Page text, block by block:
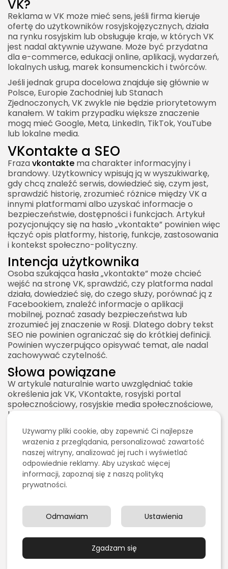
2026 Akademia Internetu Wszelkie prawa
zastrzeżone. Treści umieszczone na stronie
chronione są prawem autorskim.
VK?
Reklama w VK może mieć sens, jeśli firma kieruje
ofertę do użytkowników rosyjskojęzycznych, działa
na rynku rosyjskim lub obsługuje kraje, w których VK
jest nadal aktywnie używane. Może być przydatna
dla e-commerce, edukacji online, aplikacji, wydarzeń,
lokalnych usług, marek konsumenckich i twórców.
Jeśli jednak grupa docelowa znajduje się głównie w
Polsce, Europie Zachodniej lub Stanach
Zjednoczonych, VK zwykle nie będzie priorytetowym
kanałem. W takim przypadku większe znaczenie
mogą mieć Google, Meta, LinkedIn, TikTok, YouTube
lub lokalne media.
VKontakte a SEO
Frazavkontakte ma charakter informacyjny i
brandowy. Użytkownicy wpisują ją w wyszukiwarkę,
gdy chcą znaleźć serwis, dowiedzieć się, czym jest,
sprawdzić historię, zrozumieć różnice między VK a
innymi platformami albo uzyskać informacje o
bezpieczeństwie, dostępności i funkcjach. Artykuł
pozycjonujący się na hasło „vkontakte” powinien więc
łączyć opis platformy, historię, funkcje, zastosowania
i kontekst społeczno-polityczny.
Intencja użytkownika
Osoba szukająca hasła „vkontakte” może chcieć
wejść na stronę VK, sprawdzić, czy platforma nadal
działa, dowiedzieć się, do czego służy, porównać ją z
Facebookiem, znaleźć informacje o aplikacji
mobilnej, poznać zasady bezpieczeństwa lub
zrozumieć jej znaczenie w Rosji. Dlatego dobry tekst
SEO nie powinien ograniczać się do krótkiej definicji.
Powinien wyczerpująco opisywać temat, ale nadal
zachowywać czytelność.
Słowa powiązane
W artykule naturalnie warto uwzględniać takie
określenia jak VK, VKontakte, rosyjski portal
społecznościowy, rosyjskie media społecznościowe,
komunikator VK, grupy VK, VK Video, VK Music,
Nie należy jednak przesadzać z powtarzaniem frazy.
Najważniejsze jest, aby tekst był użyteczny dla
czytelnika.
Jak korzystać z VKontakte?
Korzystanie z VKontakte wymaga utworzenia konta
Użytkownik może korzystać z wersji przeglądarkowej
lub aplikacji mobilnej. Oficjalne aplikacje VK są
dostępne w sklepach z aplikacjami, choć ich
dostępność może zależeć od kraju i aktualnych
Po zalogowaniu użytkownik może uzupełnić profil,
Używamy pliki cookie, aby zapewnić Ci najlepsze
wrażenia z przeglądania, personalizować zawartość
naszej witryny, analizować jej ruch i wyświetlać
odpowiednie reklamy. Aby uzyskać więcej
informacji, zapoznaj się z naszą polityką
prywatności.
Zgadzam się
Ustawienia
Odmawiam